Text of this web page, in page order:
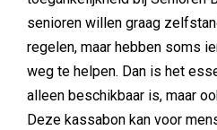
senioren willen graag
regelen, maar hebben soms
weg te helpen. Dan is het
alleen beschikbaar is, maar
Deze kassabon kan voor